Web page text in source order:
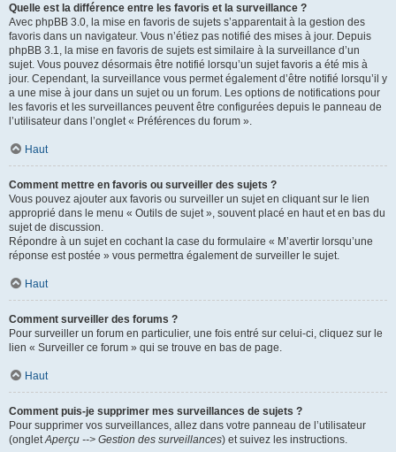
Quelle est la différence entre les favoris et la surveillance ?
Avec phpBB 3.0, la mise en favoris de sujets s’apparentait à la gestion des
favoris dans un navigateur. Vous n’étiez pas notifié des mises à jour. Depuis
phpBB 3.1, la mise en favoris de sujets est similaire à la surveillance d’un
sujet. Vous pouvez désormais être notifié lorsqu’un sujet favoris a été mis à
jour. Cependant, la surveillance vous permet également d’être notifié lorsqu’il y
a une mise à jour dans un sujet ou un forum. Les options de notifications pour
les favoris et les surveillances peuvent être configurées depuis le panneau de
l’utilisateur dans l’onglet « Préférences du forum ».
Haut
Comment mettre en favoris ou surveiller des sujets ?
Vous pouvez ajouter aux favoris ou surveiller un sujet en cliquant sur le lien
approprié dans le menu « Outils de sujet », souvent placé en haut et en bas du
sujet de discussion.
Répondre à un sujet en cochant la case du formulaire « M’avertir lorsqu’une
réponse est postée » vous permettra également de surveiller le sujet.
Haut
Comment surveiller des forums ?
Pour surveiller un forum en particulier, une fois entré sur celui-ci, cliquez sur le
lien « Surveiller ce forum » qui se trouve en bas de page.
Haut
Comment puis-je supprimer mes surveillances de sujets ?
Pour supprimer vos surveillances, allez dans votre panneau de l’utilisateur
(onglet Aperçu --> Gestion des surveillances) et suivez les instructions.